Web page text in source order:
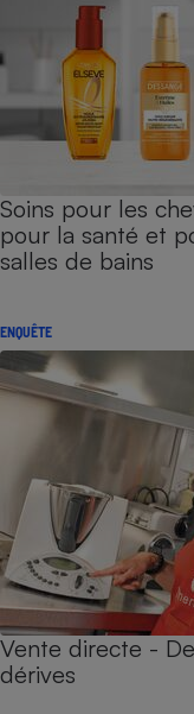
Soins pour les
pour la santé et
salles de bains
ENQUÊTE
Vente directe -
dérives